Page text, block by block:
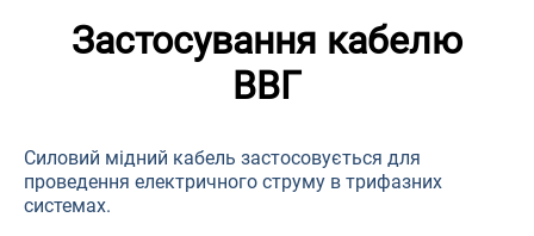
Застосування кабелю
ВВГ
Силовий мідний кабель застосовується для
проведення електричного струму в трифазних
системах.